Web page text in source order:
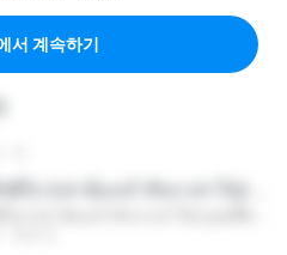
서 계속하기